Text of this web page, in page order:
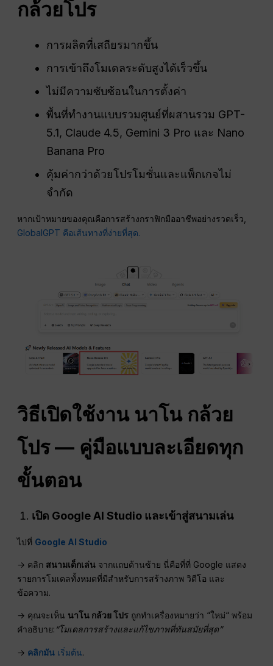
กล้วยโปร
การผลิตที่เสถียรมากขึ้น
การเข้าถึงโมเดลระดับสูงได้เร็วขึ้น
ไม่มีความซับซ้อนในการตั้งค่า
พื้นที่ทำงานแบบรวมศูนย์ที่ผสานรวม GPT-
5.1, Claude 4.5, Gemini 3 Pro และ Nano
Banana Pro
คุ้มค่ากว่าด้วยโปรโมชั่นและแพ็กเกจไม่
จำกัด
หากเป้าหมายของคุณคือการสร้างกราฟิกมืออาชีพอย่างรวดเร็ว,
GlobalGPT คือเส้นทางที่ง่ายที่สุด.
วิธีเปิดใช้งาน นาโนกล้วย
โปร — คู่มือแบบละเอียดทุก
ขั้นตอน
เปิด Google AI Studio และเข้าสู่สนามเล่น
ไปที่ Google AI Studio
→ คลิก สนามเด็กเล่น จากแถบด้านซ้าย นี่คือที่ที่ Google แสดง
รายการโมเดลทั้งหมดที่มีสำหรับการสร้างภาพ วิดีโอ และ
ข้อความ.
→ คุณจะเห็น นาโน กล้วย โปร ถูกทำเครื่องหมายว่า “ใหม่“ พร้อม
คำอธิบาย: “โมเดลการสร้างและแก้ไขภาพที่ทันสมัยที่สุด”
→ คลิกมัน เริ่มต้น.